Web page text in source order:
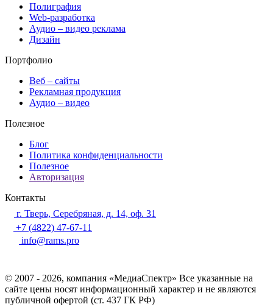
Полиграфия
Web-разработка
Аудио – видео реклама
Дизайн
Портфолио
Веб – сайты
Рекламная продукция
Аудио – видео
Полезное
Блог
Политика конфиденциальности
Полезное
Авторизация
Контакты
г. Тверь, Серебряная, д. 14, оф. 31
+7 (4822) 47-67-11
info@rams.pro
© 2007 - 2026, компания «МедиаСпектр» Все указанные на
сайте цены носят информационный характер и не являются
публичной офертой (ст. 437 ГК РФ)